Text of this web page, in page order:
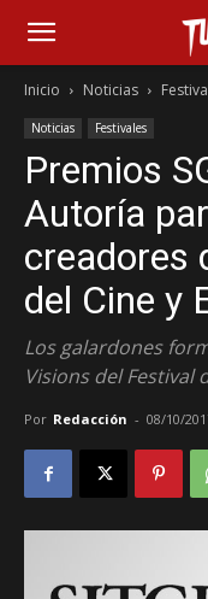
Inicio Noticias
Noticias Festivales
Premios
Autoría
creadores
del Cine y
Los galardones
Visions del Festival
Por Redacción - 08/10/